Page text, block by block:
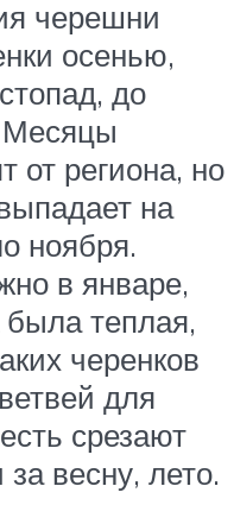
черешни
осенью,
до
Месяцы
от региона, но
на
ноября.
в январе,
теплая,
черенков
для
срезают
весну, лето.